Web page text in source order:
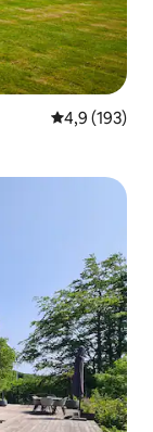
4,9 de uma
4,9 (193)